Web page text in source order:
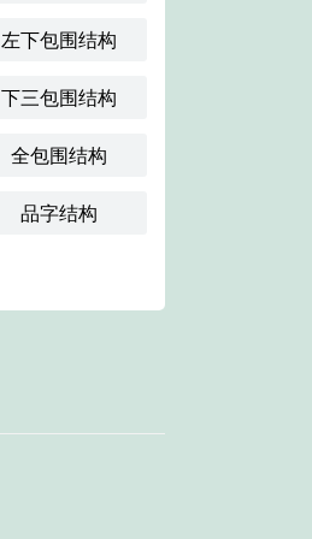
左下包围结构
下三包围结构
全包围结构
品字结构